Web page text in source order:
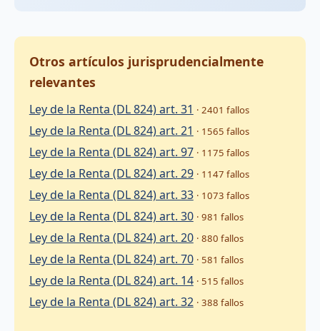
Otros artículos jurisprudencialmente
relevantes
Ley de la Renta (DL 824) art. 31 · 2401 fallos
Ley de la Renta (DL 824) art. 21 · 1565 fallos
Ley de la Renta (DL 824) art. 97 · 1175 fallos
Ley de la Renta (DL 824) art. 29 · 1147 fallos
Ley de la Renta (DL 824) art. 33 · 1073 fallos
Ley de la Renta (DL 824) art. 30 · 981 fallos
Ley de la Renta (DL 824) art. 20 · 880 fallos
Ley de la Renta (DL 824) art. 70 · 581 fallos
Ley de la Renta (DL 824) art. 14 · 515 fallos
Ley de la Renta (DL 824) art. 32 · 388 fallos